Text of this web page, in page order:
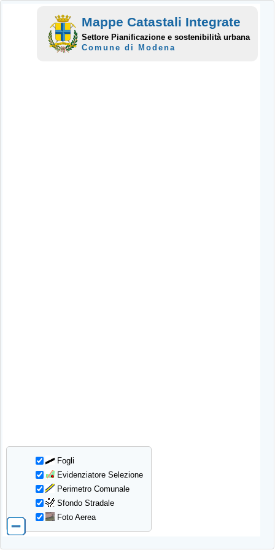
Fogli
Evidenziatore Selezione
Perimetro Comunale
Sfondo Stradale
Foto Aerea
Mappe Catastali Integrate
Settore Pianificazione e sostenibilità urbana
Comune di Modena